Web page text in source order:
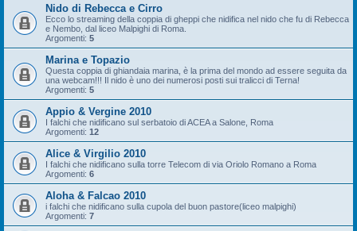
Nido di Rebecca e Cirro
Ecco lo streaming della coppia di gheppi che nidifica nel nido che fu di Rebecca
e Nembo, dal liceo Malpighi di Roma.
Argomenti: 5
Marina e Topazio
Questa coppia di ghiandaia marina, è la prima del mondo ad essere seguita da
una webcam!!! Il nido è uno dei numerosi posti sui tralicci di Terna!
Argomenti: 5
Appio & Vergine 2010
I falchi che nidificano sul serbatoio di ACEA a Salone, Roma
Argomenti: 12
Alice & Virgilio 2010
I falchi che nidificano sulla torre Telecom di via Oriolo Romano a Roma
Argomenti: 6
Aloha & Falcao 2010
i falchi che nidificano sulla cupola del buon pastore(liceo malpighi)
Argomenti: 7